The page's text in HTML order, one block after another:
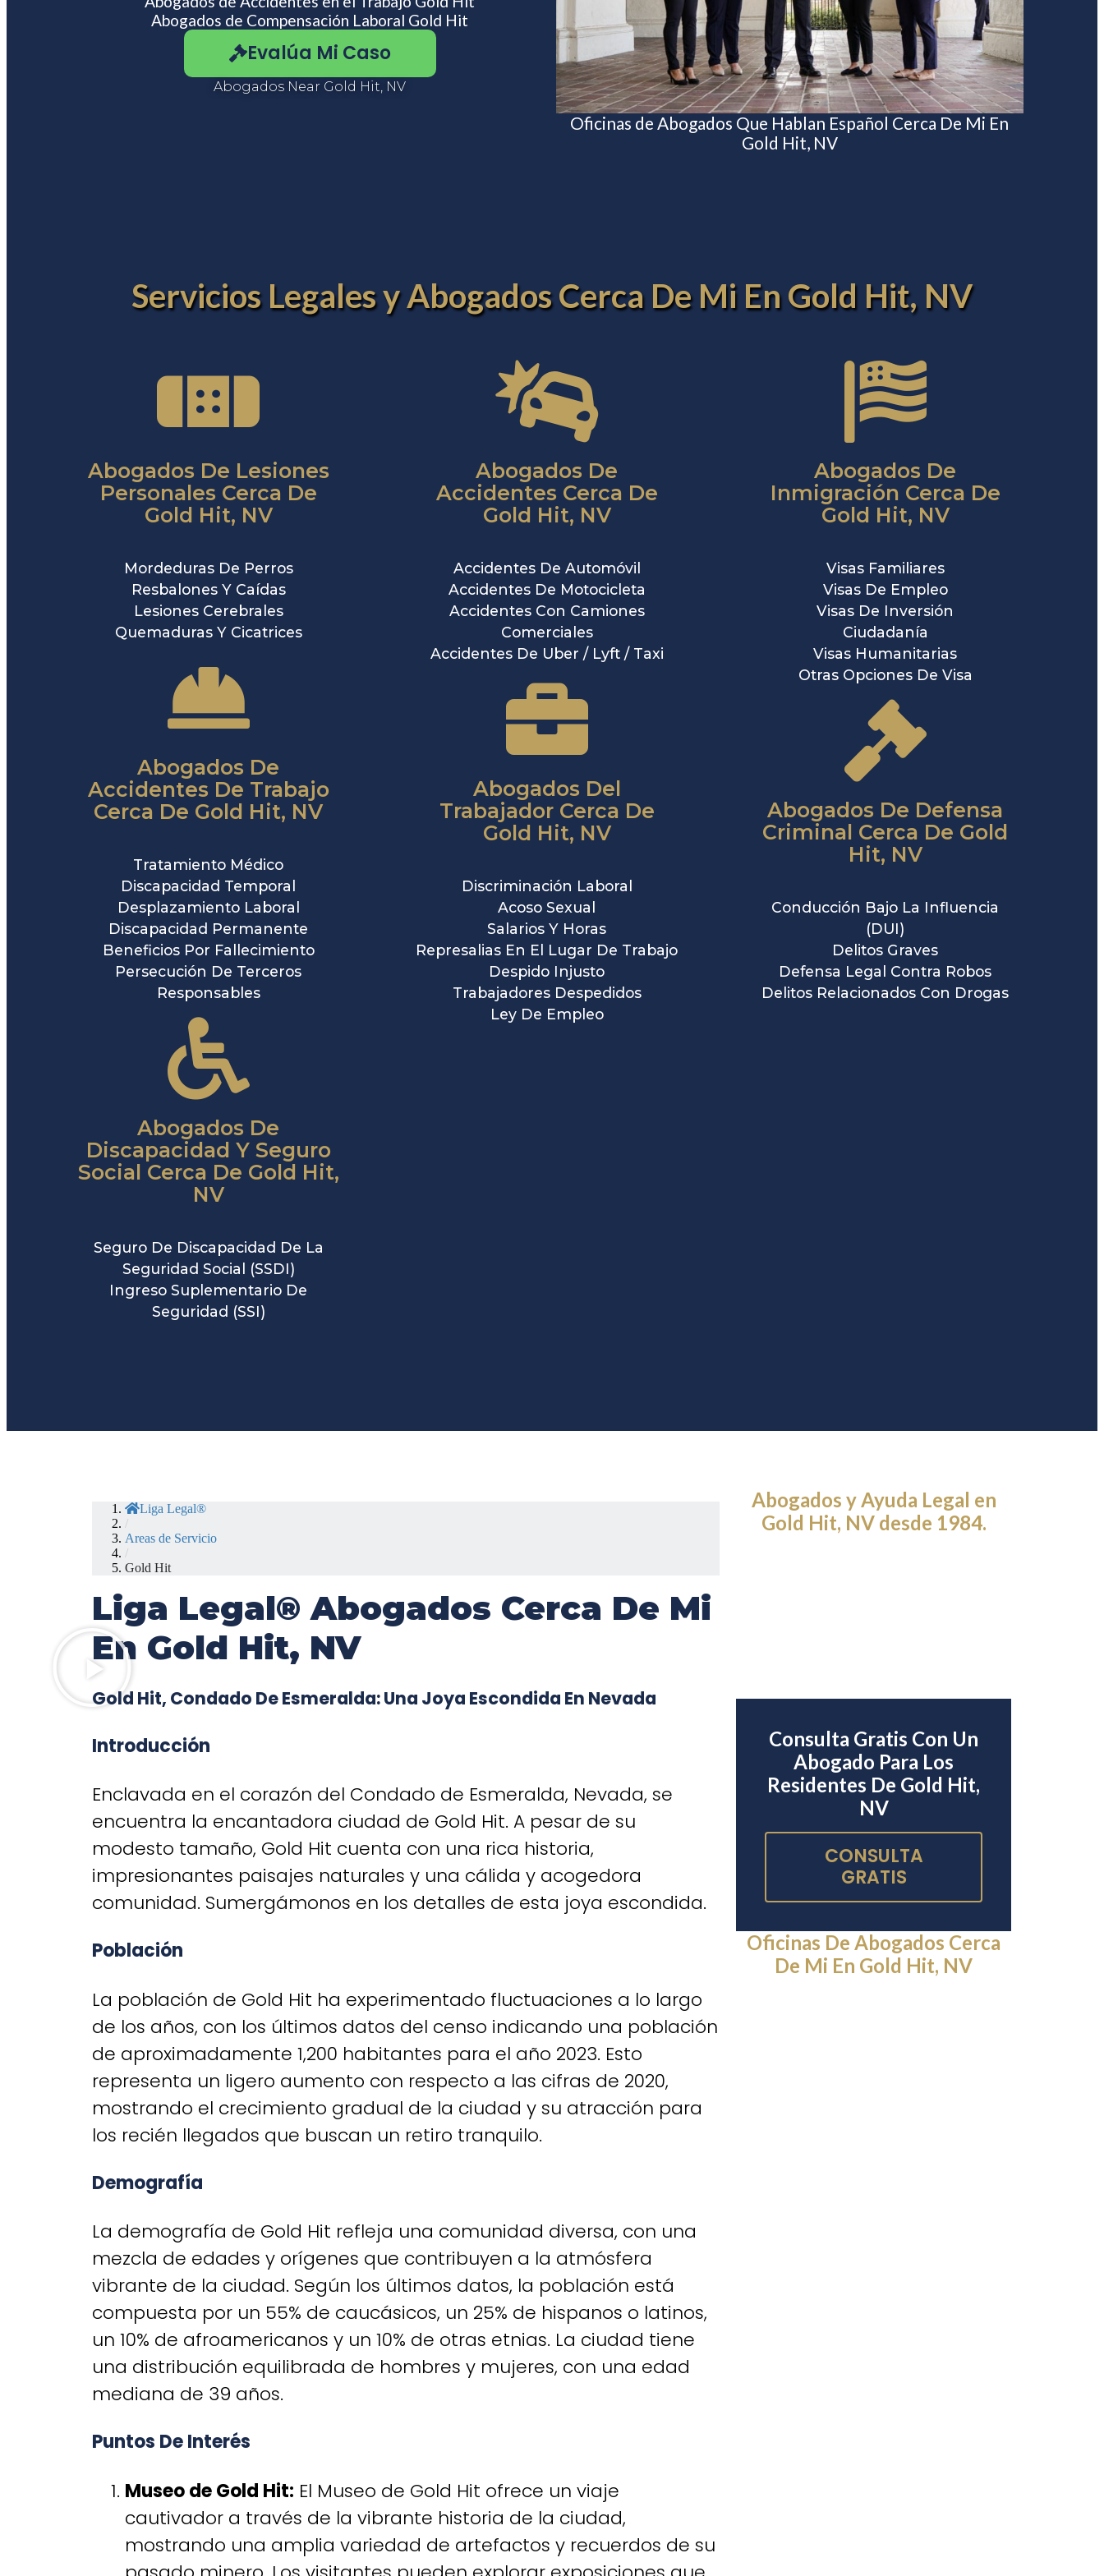
Abogados de Compensación Laboral Gold Hit
Evalúa Mi Caso
Abogados Near Gold Hit, NV
Oficinas de Abogados Que Hablan Español Cerca De Mi En
Gold Hit, NV
Servicios Legales y Abogados Cerca De Mi En Gold Hit, NV
Abogados De Lesiones
Personales Cerca De
Gold Hit, NV
Mordeduras De Perros
Resbalones Y Caídas
Lesiones Cerebrales
Quemaduras Y Cicatrices
Abogados De
Accidentes De Trabajo
Cerca De Gold Hit, NV
Tratamiento Médico
Discapacidad Temporal
Desplazamiento Laboral
Discapacidad Permanente
Beneficios Por Fallecimiento
Persecución De Terceros
Responsables
Abogados De
Discapacidad Y Seguro
Social Cerca De Gold Hit,
NV
Seguro De Discapacidad De La
Seguridad Social (SSDI)
Ingreso Suplementario De
Seguridad (SSI)
Abogados De
Accidentes Cerca De
Gold Hit, NV
Accidentes De Automóvil
Accidentes De Motocicleta
Accidentes Con Camiones
Comerciales
Accidentes De Uber / Lyft / Taxi
Abogados Del
Trabajador Cerca De
Gold Hit, NV
Discriminación Laboral
Acoso Sexual
Salarios Y Horas
Represalias En El Lugar De Trabajo
Despido Injusto
Trabajadores Despedidos
Ley De Empleo
Abogados De
Inmigración Cerca De
Gold Hit, NV
Visas Familiares
Visas De Empleo
Visas De Inversión
Ciudadanía
Visas Humanitarias
Otras Opciones De Visa
Abogados De Defensa
Criminal Cerca De Gold
Hit, NV
Conducción Bajo La Influencia
(DUI)
Delitos Graves
Defensa Legal Contra Robos
Delitos Relacionados Con Drogas
Liga Legal®
/
Areas de Servicio
/
Gold Hit
Liga Legal® Abogados Cerca De Mi
En Gold Hit, NV
Gold Hit, Condado De Esmeralda: Una Joya Escondida En Nevada
Introducción
Enclavada en el corazón del Condado de Esmeralda, Nevada, se
encuentra la encantadora ciudad de Gold Hit. A pesar de su
modesto tamaño, Gold Hit cuenta con una rica historia,
impresionantes paisajes naturales y una cálida y acogedora
comunidad. Sumergámonos en los detalles de esta joya escondida.
Población
La población de Gold Hit ha experimentado fluctuaciones a lo largo
de los años, con los últimos datos del censo indicando una población
de aproximadamente 1,200 habitantes para el año 2023. Esto
representa un ligero aumento con respecto a las cifras de 2020,
mostrando el crecimiento gradual de la ciudad y su atracción para
los recién llegados que buscan un retiro tranquilo.
Demografía
La demografía de Gold Hit refleja una comunidad diversa, con una
mezcla de edades y orígenes que contribuyen a la atmósfera
vibrante de la ciudad. Según los últimos datos, la población está
compuesta por un 55% de caucásicos, un 25% de hispanos o latinos,
un 10% de afroamericanos y un 10% de otras etnias. La ciudad tiene
una distribución equilibrada de hombres y mujeres, con una edad
mediana de 39 años.
Puntos De Interés
Museo de Gold Hit: El Museo de Gold Hit ofrece un viaje
cautivador a través de la vibrante historia de la ciudad,
mostrando una amplia variedad de artefactos y recuerdos de su
Abogados y Ayuda Legal en
Gold Hit, NV desde 1984.
Consulta Gratis Con Un
Abogado Para Los
Residentes De Gold Hit,
NV
CONSULTA
GRATIS
Oficinas De Abogados Cerca
De Mi En Gold Hit, NV